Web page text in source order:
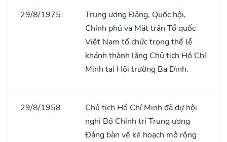
29/8/1975
Trung ương Đảng, Quốc hội,
Chính phủ và Mặt trận Tổ quốc
Việt Nam tổ chức trọng thể lễ
khánh thành lǎng Chủ tịch Hồ Chí
Minh tại Hội trường Ba Đình.
29/8/1958
Chủ tịch Hồ Chí Minh đã dự hội
nghị Bộ Chính trị Trung ương
Đảng bàn về kế hoạch mở rộng